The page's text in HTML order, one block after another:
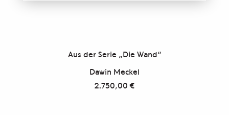
Aus der Serie „Die Wand“
Dawin Meckel
2.750,00€